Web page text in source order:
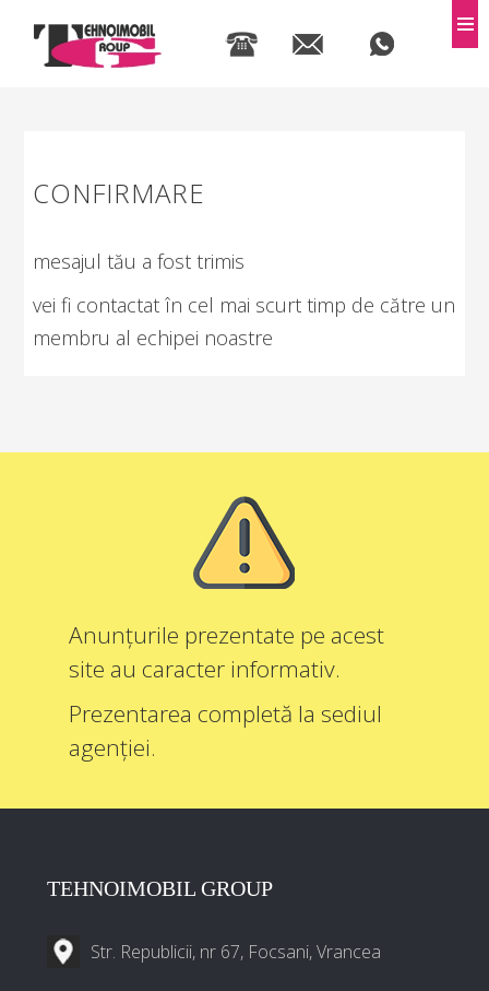
CONFIRMARE
mesajul tău a fost trimis
vei fi contactat în cel mai scurt timp de către un
membru al echipei noastre
Anunțurile prezentate pe acest
site au caracter informativ.
Prezentarea completă la sediul
agenției.
TEHNOIMOBIL GROUP
Str. Republicii, nr 67, Focsani, Vrancea